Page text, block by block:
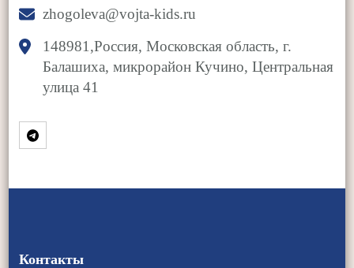
zhogoleva@vojta-kids.ru
148981,Россия, Московская область, г.
Балашиха, микрорайон Кучино, Центральная
улица 41
Контакты